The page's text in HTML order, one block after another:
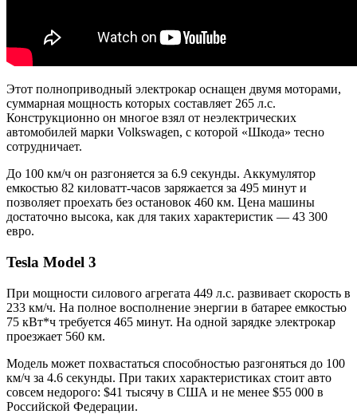
Этот полноприводный электрокар оснащен двумя моторами,
суммарная мощность которых составляет 265 л.с.
Конструкционно он многое взял от неэлектрических
автомобилей марки Volkswagen, с которой «Шкода» тесно
сотрудничает.
До 100 км/ч он разгоняется за 6.9 секунды. Аккумулятор
емкостью 82 киловатт-часов заряжается за 495 минут и
позволяет проехать без остановок 460 км. Цена машины
достаточно высока, как для таких характеристик — 43 300
евро.
Tesla Model 3
При мощности силового агрегата 449 л.с. развивает скорость в
233 км/ч. На полное восполнение энергии в батарее емкостью
75 кВт*ч требуется 465 минут. На одной зарядке электрокар
проезжает 560 км.
Модель может похвастаться способностью разгоняться до 100
км/ч за 4.6 секунды. При таких характеристиках стоит авто
совсем недорого: $41 тысячу в США и не менее $55 000 в
Российской Федерации.